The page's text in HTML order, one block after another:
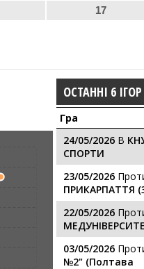
17
ОСТАННІ 6 ІГОР
Гра
24/05/2026 В
СПОРТИ
23/05/2026
ПРИКАРПАТТЯ
22/05/2026
03/05/2026
№2" (Полтава